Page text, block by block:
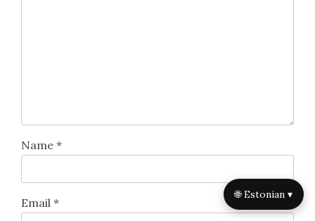
Name *
Email *
🌐 Estonian ▾